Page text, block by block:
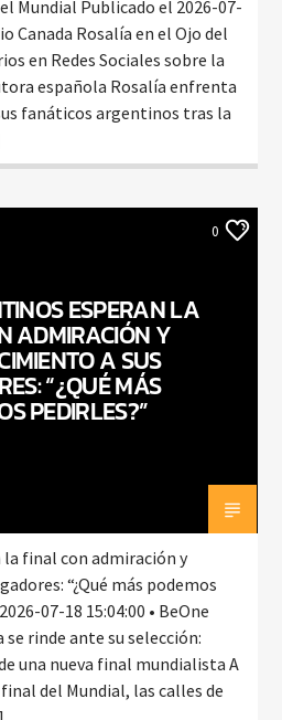
Mundial Publicado el 2026-07-
Canada Rosalía en el Ojo del
en Redes Sociales sobre la
española Rosalía enfrenta
fanáticos argentinos tras la
0
ESPERAN LA
ADMIRACIÓN Y
A SUS
“¿QUÉ MÁS
PEDIRLES?”
final con admiración y
“¿Qué más podemos
07-18 15:04:00 • BeOne
rinde ante su selección:
una nueva final mundialista A
del Mundial, las calles de